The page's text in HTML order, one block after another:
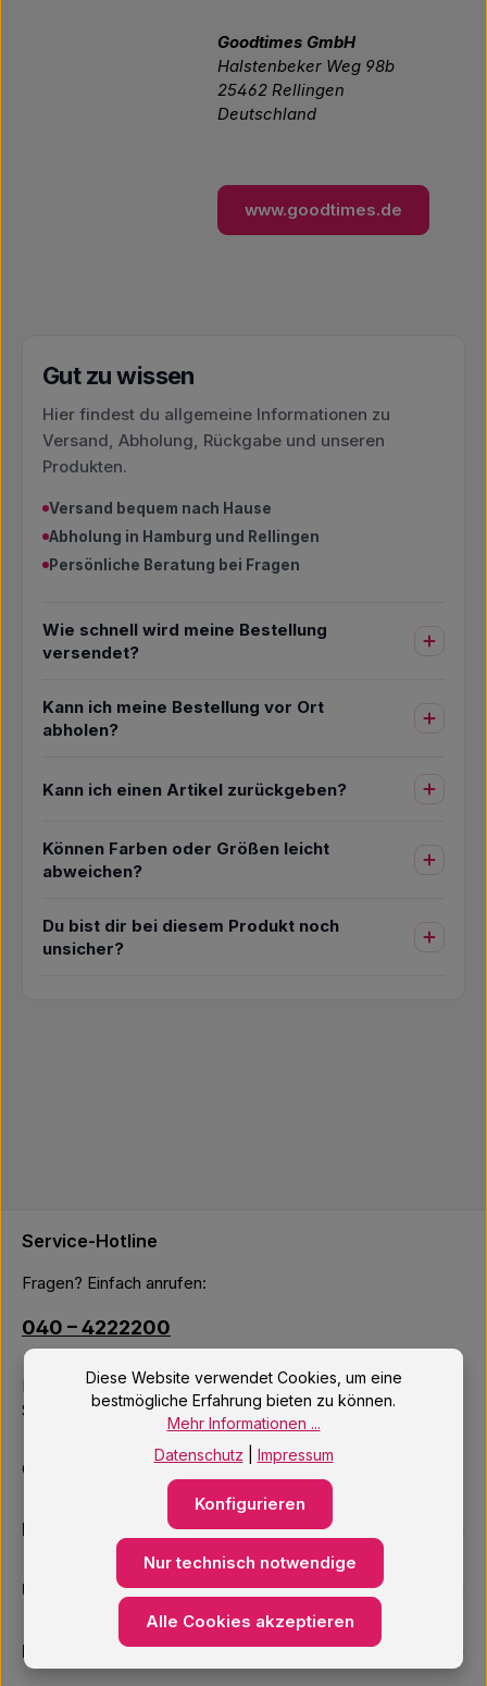
Goodtimes GmbH
Halstenbeker Weg 98b
25462 Rellingen
Deutschland
www.goodtimes.de
Gut zu wissen
Hier findest du allgemeine Informationen zu
Versand, Abholung, Rückgabe und unseren
Produkten.
Versand bequem nach Hause
Abholung in Hamburg und Rellingen
Persönliche Beratung bei Fragen
Wie schnell wird meine Bestellung
versendet?
Kann ich meine Bestellung vor Ort
abholen?
Kann ich einen Artikel zurückgeben?
Können Farben oder Größen leicht
abweichen?
Du bist dir bei diesem Produkt noch
unsicher?
Service-Hotline
Fragen? Einfach anrufen:
040 – 4222200
Mo–Fr: 10:00 – 18:00 Uhr
Sa: 09:00 – 14:00 Uhr
Oder über unser Kontaktformular.
Informationen
Unsere Services
Newsletter
Diese Website verwendet Cookies, um eine
bestmögliche Erfahrung bieten zu können.
Mehr Informationen ...
Datenschutz
Impressum
Nur technisch notwendige
Konfigurieren
Alle Cookies akzeptieren